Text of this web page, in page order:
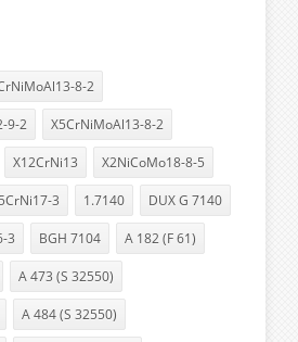
8-2
9-2 X5CrNiMoAl13-8-2
X12CrNi13 X2NiCoMo18-8-5
3 1.7140 DUX G 7140
3 BGH 7104 A 182 (F 61)
A 473 (S 32550)
A 484 (S 32550)